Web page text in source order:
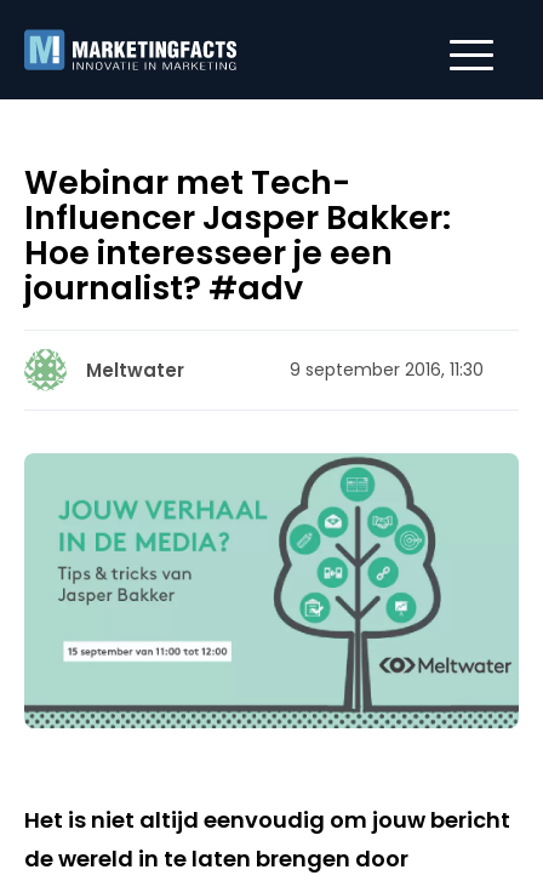
Webinar met Tech-
Influencer Jasper Bakker:
Hoe interesseer je een
journalist? #adv
Meltwater 9 september 2016, 11:30
Het is niet altijd eenvoudig om jouw bericht
de wereld in te laten brengen door